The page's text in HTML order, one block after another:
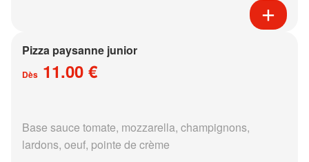
Pizza paysanne junior
Dès 11.00 €
Base sauce tomate, mozzarella, champignons,
lardons, oeuf, pointe de crème